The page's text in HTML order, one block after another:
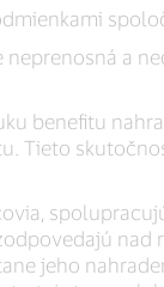
a
benefitu
Tieto
jeho